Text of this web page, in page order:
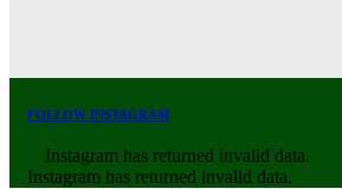
FOLLOW INSTAGRAM
Instagram has returned invalid data.
Instagram has returned invalid data.